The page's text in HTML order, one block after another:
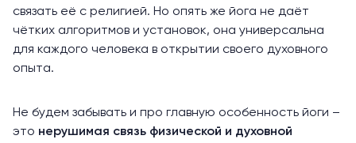
связать её с религией. Но опять же йога не даёт
чётких алгоритмов и установок, она универсальна
для каждого человека в открытии своего духовного
опыта.
Не будем забывать и про главную особенность йоги –
это нерушимая связь физической и духовной